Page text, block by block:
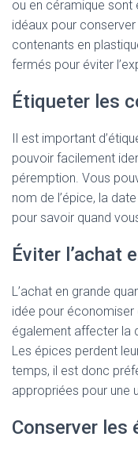
ou en céramique sont
idéaux pour
contenants en
fermés pour éviter
Étiqueter les
Il est important
pouvoir facilement
péremption. Vous
nom de l’épice, la
pour savoir quand
Éviter l’achat
L’achat en grande
idée pour économiser
également affecter la
Les épices perdent
temps, il est donc
appropriées pour une
Conserver les